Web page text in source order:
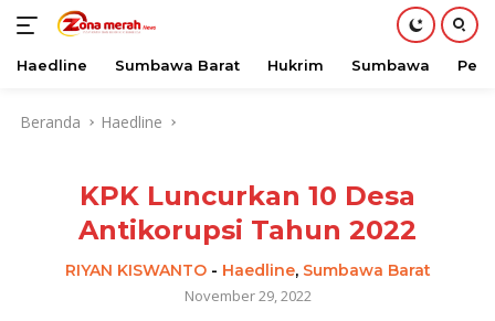
Haedline Sumbawa Barat Hukrim Sumbawa
Beranda Haedline
KPK Luncurkan 10 Desa
Antikorupsi Tahun 2022
RIYAN KISWANTO- Haedline, Sumbawa Barat
November 29, 2022